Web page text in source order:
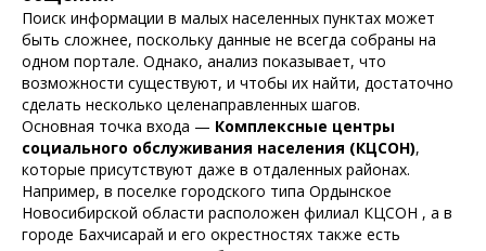
Поиск информации в малых населенных пунктах может
быть сложнее, поскольку данные не всегда собраны на
одном портале. Однако, анализ показывает, что
возможности существуют, и чтобы их найти, достаточно
сделать несколько целенаправленных шагов.
Основная точка входа — Комплексные центры
социального обслуживания населения (КЦСОН),
которые присутствуют даже в отдаленных районах.
Например, в поселке городского типа Ордынское
Новосибирской области расположен филиал КЦСОН , а в
городе Бахчисарай и его окрестностях также есть